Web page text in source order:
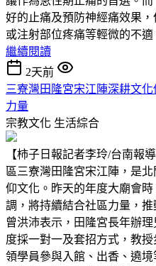
好的止痛及預防神經痛效果
或注射部位疼痛等輕微的不適
繼續閱讀
2天前
三寮灣田隆宮宋江陣深耕文
力量
宗教文化 生活綜合
【柿子日報記者李玲/台南報
區三寮灣田隆宮宋江陣，是
仰文化。昨天的年度大廟會
調，將持續結合社區力量，
曾洪沛表示，田隆宮長年辦
度採一對一及套招方式，教
領學員參與入館、出香、遶